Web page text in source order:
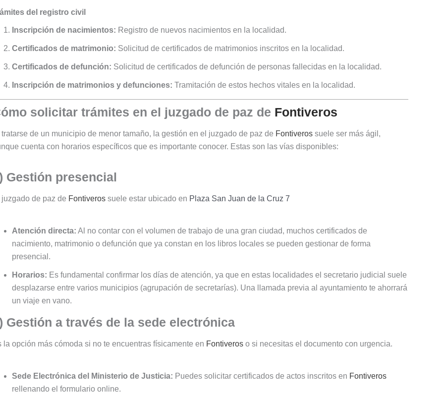
del registro civil
Inscripción de nacimientos: Registro de nuevos nacimientos en la localidad.
Certificados de matrimonio: Solicitud de certificados de matrimonios inscritos en la localidad.
Certificados de defunción: Solicitud de certificados de defunción de personas fallecidas en la localidad.
Inscripción de matrimonios y defunciones: Tramitación de estos hechos vitales en la localidad.
solicitar trámites en el juzgado de paz de Fontiveros
de un municipio de menor tamaño, la gestión en el juzgado de paz de Fontiveros suele ser más ágil,
cuenta con horarios específicos que es importante conocer. Estas son las vías disponibles:
Gestión presencial
de paz de Fontiveros suele estar ubicado en Plaza San Juan de la Cruz 7
Atención directa: Al no contar con el volumen de trabajo de una gran ciudad, muchos certificados de
nacimiento, matrimonio o defunción que ya constan en los libros locales se pueden gestionar de forma
presencial.
Horarios: Es fundamental confirmar los días de atención, ya que en estas localidades el secretario judicial suele
desplazarse entre varios municipios (agrupación de secretarías). Una llamada previa al ayuntamiento te ahorrará
un viaje en vano.
Gestión a través de la sede electrónica
la opción más cómoda si no te encuentras físicamente en Fontiveros o si necesitas el documento con urgencia.
Sede Electrónica del Ministerio de Justicia: Puedes solicitar certificados de actos inscritos en Fontiveros
rellenando el formulario online.